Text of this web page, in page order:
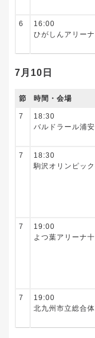
6
16:00
ひがしんアリーナ
7月10日
節 時間・会場
7
18:30
バルドラール浦
7
18:30
駒沢オリンピッ
7
19:00
よつ葉アリーナ
7
19:00
北九州市立総合